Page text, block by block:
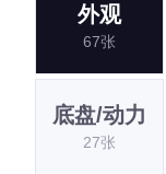
外观
67张
底盘/动力
27张